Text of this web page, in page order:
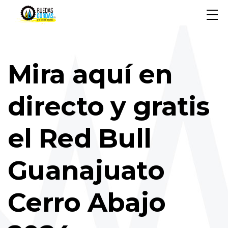
Mira aquí en
directo y gratis
el Red Bull
Guanajuato
Cerro Abajo